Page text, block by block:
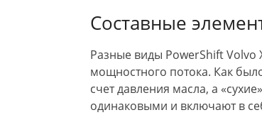
вопросов! Буду заезжать, если надо!
...И вам советую!!!
Составные
Разные виды PowerShift
мощностного потока. Как
счет давления масла, а
одинаковыми и включают в